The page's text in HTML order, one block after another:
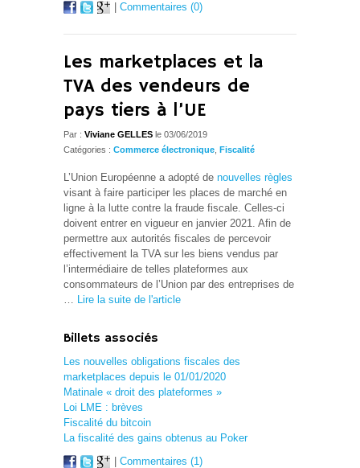
Commentaires (0)
Les marketplaces et la
TVA des vendeurs de
pays tiers à l’UE
Par : Viviane GELLES le 03/06/2019
Catégories : Commerce électronique Fiscalité
L’Union Européenne a adopté de nouvelles règles
visant à faire participer les places de marché en
ligne à la lutte contre la fraude fiscale. Celles-ci
doivent entrer en vigueur en janvier 2021. Afin de
permettre aux autorités fiscales de percevoir
effectivement la TVA sur les biens vendus par
l’intermédiaire de telles plateformes aux
consommateurs de l’Union par des entreprises de
… Lire la suite de l'article
Billets associés
Les nouvelles obligations fiscales des
marketplaces depuis le 01/01/2020
Matinale « droit des plateformes »
Loi LME : brèves
Fiscalité du bitcoin
La fiscalité des gains obtenus au Poker
Commentaires (1)